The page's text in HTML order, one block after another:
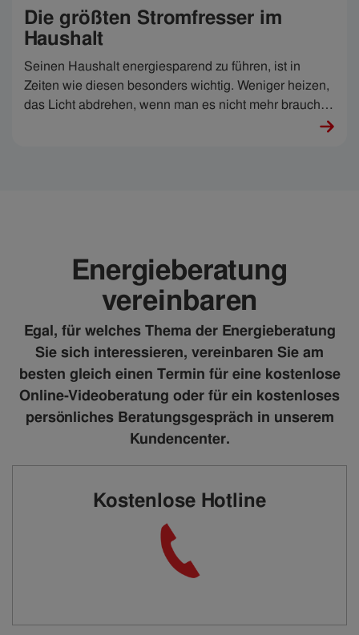
Die größten Stromfresser im
Haushalt
Seinen Haushalt energiesparend zu führen, ist in
Zeiten wie diesen besonders wichtig. Weniger heizen,
das Licht abdrehen, wenn man es nicht mehr braucht,
Energieberatung
vereinbaren
Egal, für welches Thema der Energieberatung
Sie sich interessieren, vereinbaren Sie am
besten gleich einen Termin für eine kostenlose
Online-Videoberatung oder für ein kostenloses
persönliches Beratungsgespräch in unserem
Kundencenter.
Kostenlose Hotline